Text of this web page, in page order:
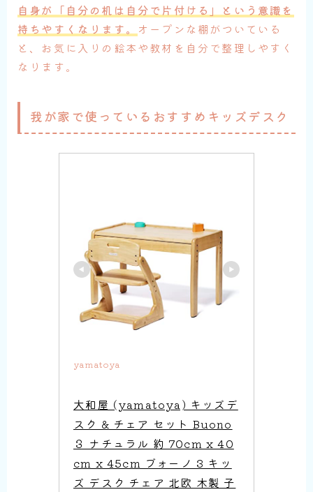
自身が「自分の机は自分で片付ける」という意識を
持ちやすくなります。 オープンな棚がついている
と、お気に入りの絵本や教材を自分で整理しやすく
なります。
我が家で使っているおすすめキッズデスク
yamatoya
大和屋 (yamatoya) キッズデ
スク & チェア セット Buono
３ ナチュラル 約 70cm x 40
cm x 45cm ブォーノ 3 キッ
ズ デスク チェア 北欧 木製 子